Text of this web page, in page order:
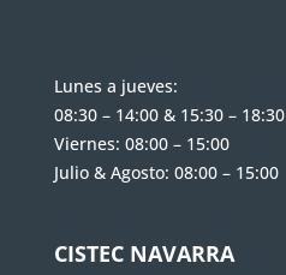
Lunes a jueves:
08:30 – 14:00 & 15:30 – 18:30
Viernes: 08:00 – 15:00
Julio & Agosto: 08:00 – 15:00
CISTEC NAVARRA